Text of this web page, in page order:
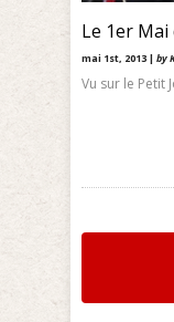
Le 1er Mai
mai 1st, 2013 | by
Vu sur le Petit